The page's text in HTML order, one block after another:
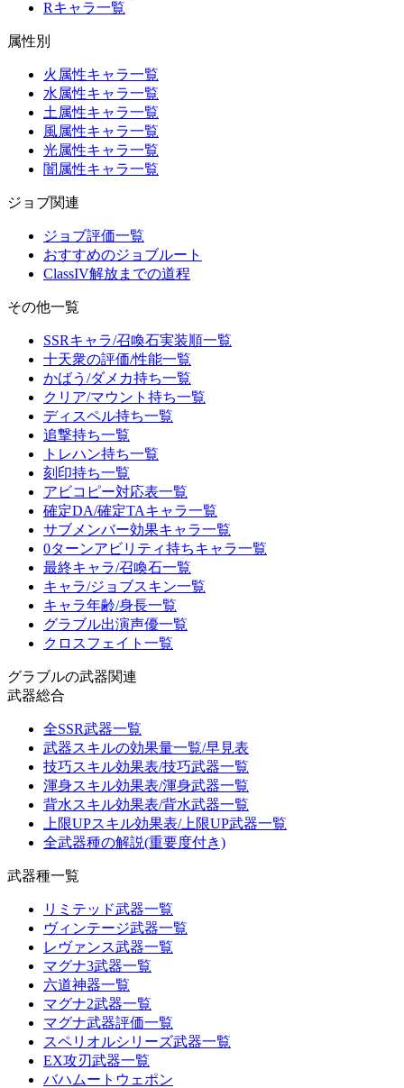
Rキャラ一覧
属性別
火属性キャラ一覧
水属性キャラ一覧
土属性キャラ一覧
風属性キャラ一覧
光属性キャラ一覧
闇属性キャラ一覧
ジョブ関連
ジョブ評価一覧
おすすめのジョブルート
ClassIV解放までの道程
その他一覧
SSRキャラ/召喚石実装順一覧
十天衆の評価/性能一覧
かばう/ダメカ持ち一覧
クリア/マウント持ち一覧
ディスペル持ち一覧
追撃持ち一覧
トレハン持ち一覧
刻印持ち一覧
アビコピー対応表一覧
確定DA/確定TAキャラ一覧
サブメンバー効果キャラ一覧
0ターンアビリティ持ちキャラ一覧
最終キャラ/召喚石一覧
キャラ/ジョブスキン一覧
キャラ年齢/身長一覧
グラブル出演声優一覧
クロスフェイト一覧
グラブルの武器関連
武器総合
全SSR武器一覧
武器スキルの効果量一覧/早見表
技巧スキル効果表/技巧武器一覧
渾身スキル効果表/渾身武器一覧
背水スキル効果表/背水武器一覧
上限UPスキル効果表/上限UP武器一覧
全武器種の解説(重要度付き)
武器種一覧
リミテッド武器一覧
ヴィンテージ武器一覧
レヴァンス武器一覧
マグナ3武器一覧
六道神器一覧
マグナ2武器一覧
マグナ武器評価一覧
スペリオルシリーズ武器一覧
EX攻刃武器一覧
バハムートウェポン